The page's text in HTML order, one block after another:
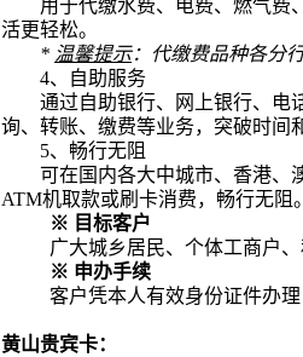
用于代缴水费、电费、燃气费
活更轻松。
* 温馨提示：代缴费品种各分
4、自助服务
通过自助银行、网上银行、电
询、转账、缴费等业务，突破时间
5、畅行无阻
可在国内各大中城市、香港、
ATM机取款或刷卡消费，畅行无阻。
※ 目标客户
广大城乡居民、个体工商户
※ 申办手续
客户凭本人有效身份证件办理
黄山贵宾卡：